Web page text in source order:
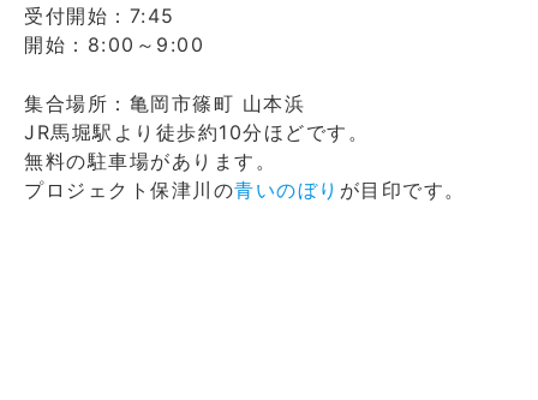
受付開始：7:45
開始：8:00～9:00
集合場所：亀岡市篠町 山本浜
JR馬堀駅より徒歩約10分ほどです。
無料の駐車場があります。
プロジェクト保津川の青いのぼり が目印です。